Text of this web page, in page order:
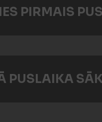
PIRMAIS
PUSLAIKA